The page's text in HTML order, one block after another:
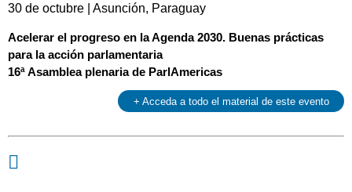
30 de octubre | Asunción, Paraguay
Acelerar el progreso en la Agenda 2030. Buenas prácticas
para la acción parlamentaria
16ª Asamblea plenaria de ParlAmericas
+ Acceda a todo el material de este evento